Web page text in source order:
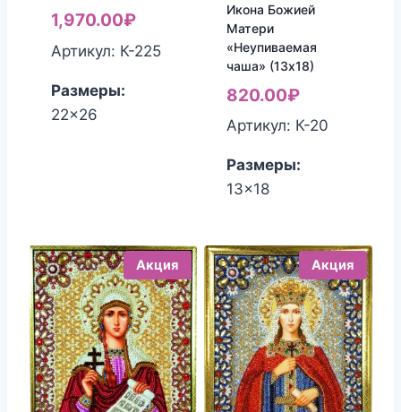
1,970.00₽
Артикул: К-225
Размеры:
22x26
Икона Божией
Матери
«Неупиваемая
чаша» (13х18)
820.00₽
Артикул: К-20
Размеры:
13x18
Акция Акция